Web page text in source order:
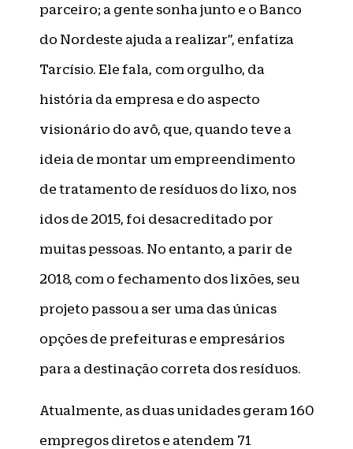
parceiro; a gente sonha junto e o Banco
do Nordeste ajuda a realizar”, enfatiza
Tarcísio. Ele fala, com orgulho, da
história da empresa e do aspecto
visionário do avô, que, quando teve a
ideia de montar um empreendimento
de tratamento de resíduos do lixo, nos
idos de 2015, foi desacreditado por
muitas pessoas. No entanto, a parir de
2018, com o fechamento dos lixões, seu
projeto passou a ser uma das únicas
opções de prefeituras e empresários
para a destinação correta dos resíduos.
Atualmente, as duas unidades geram 160
empregos diretos e atendem 71